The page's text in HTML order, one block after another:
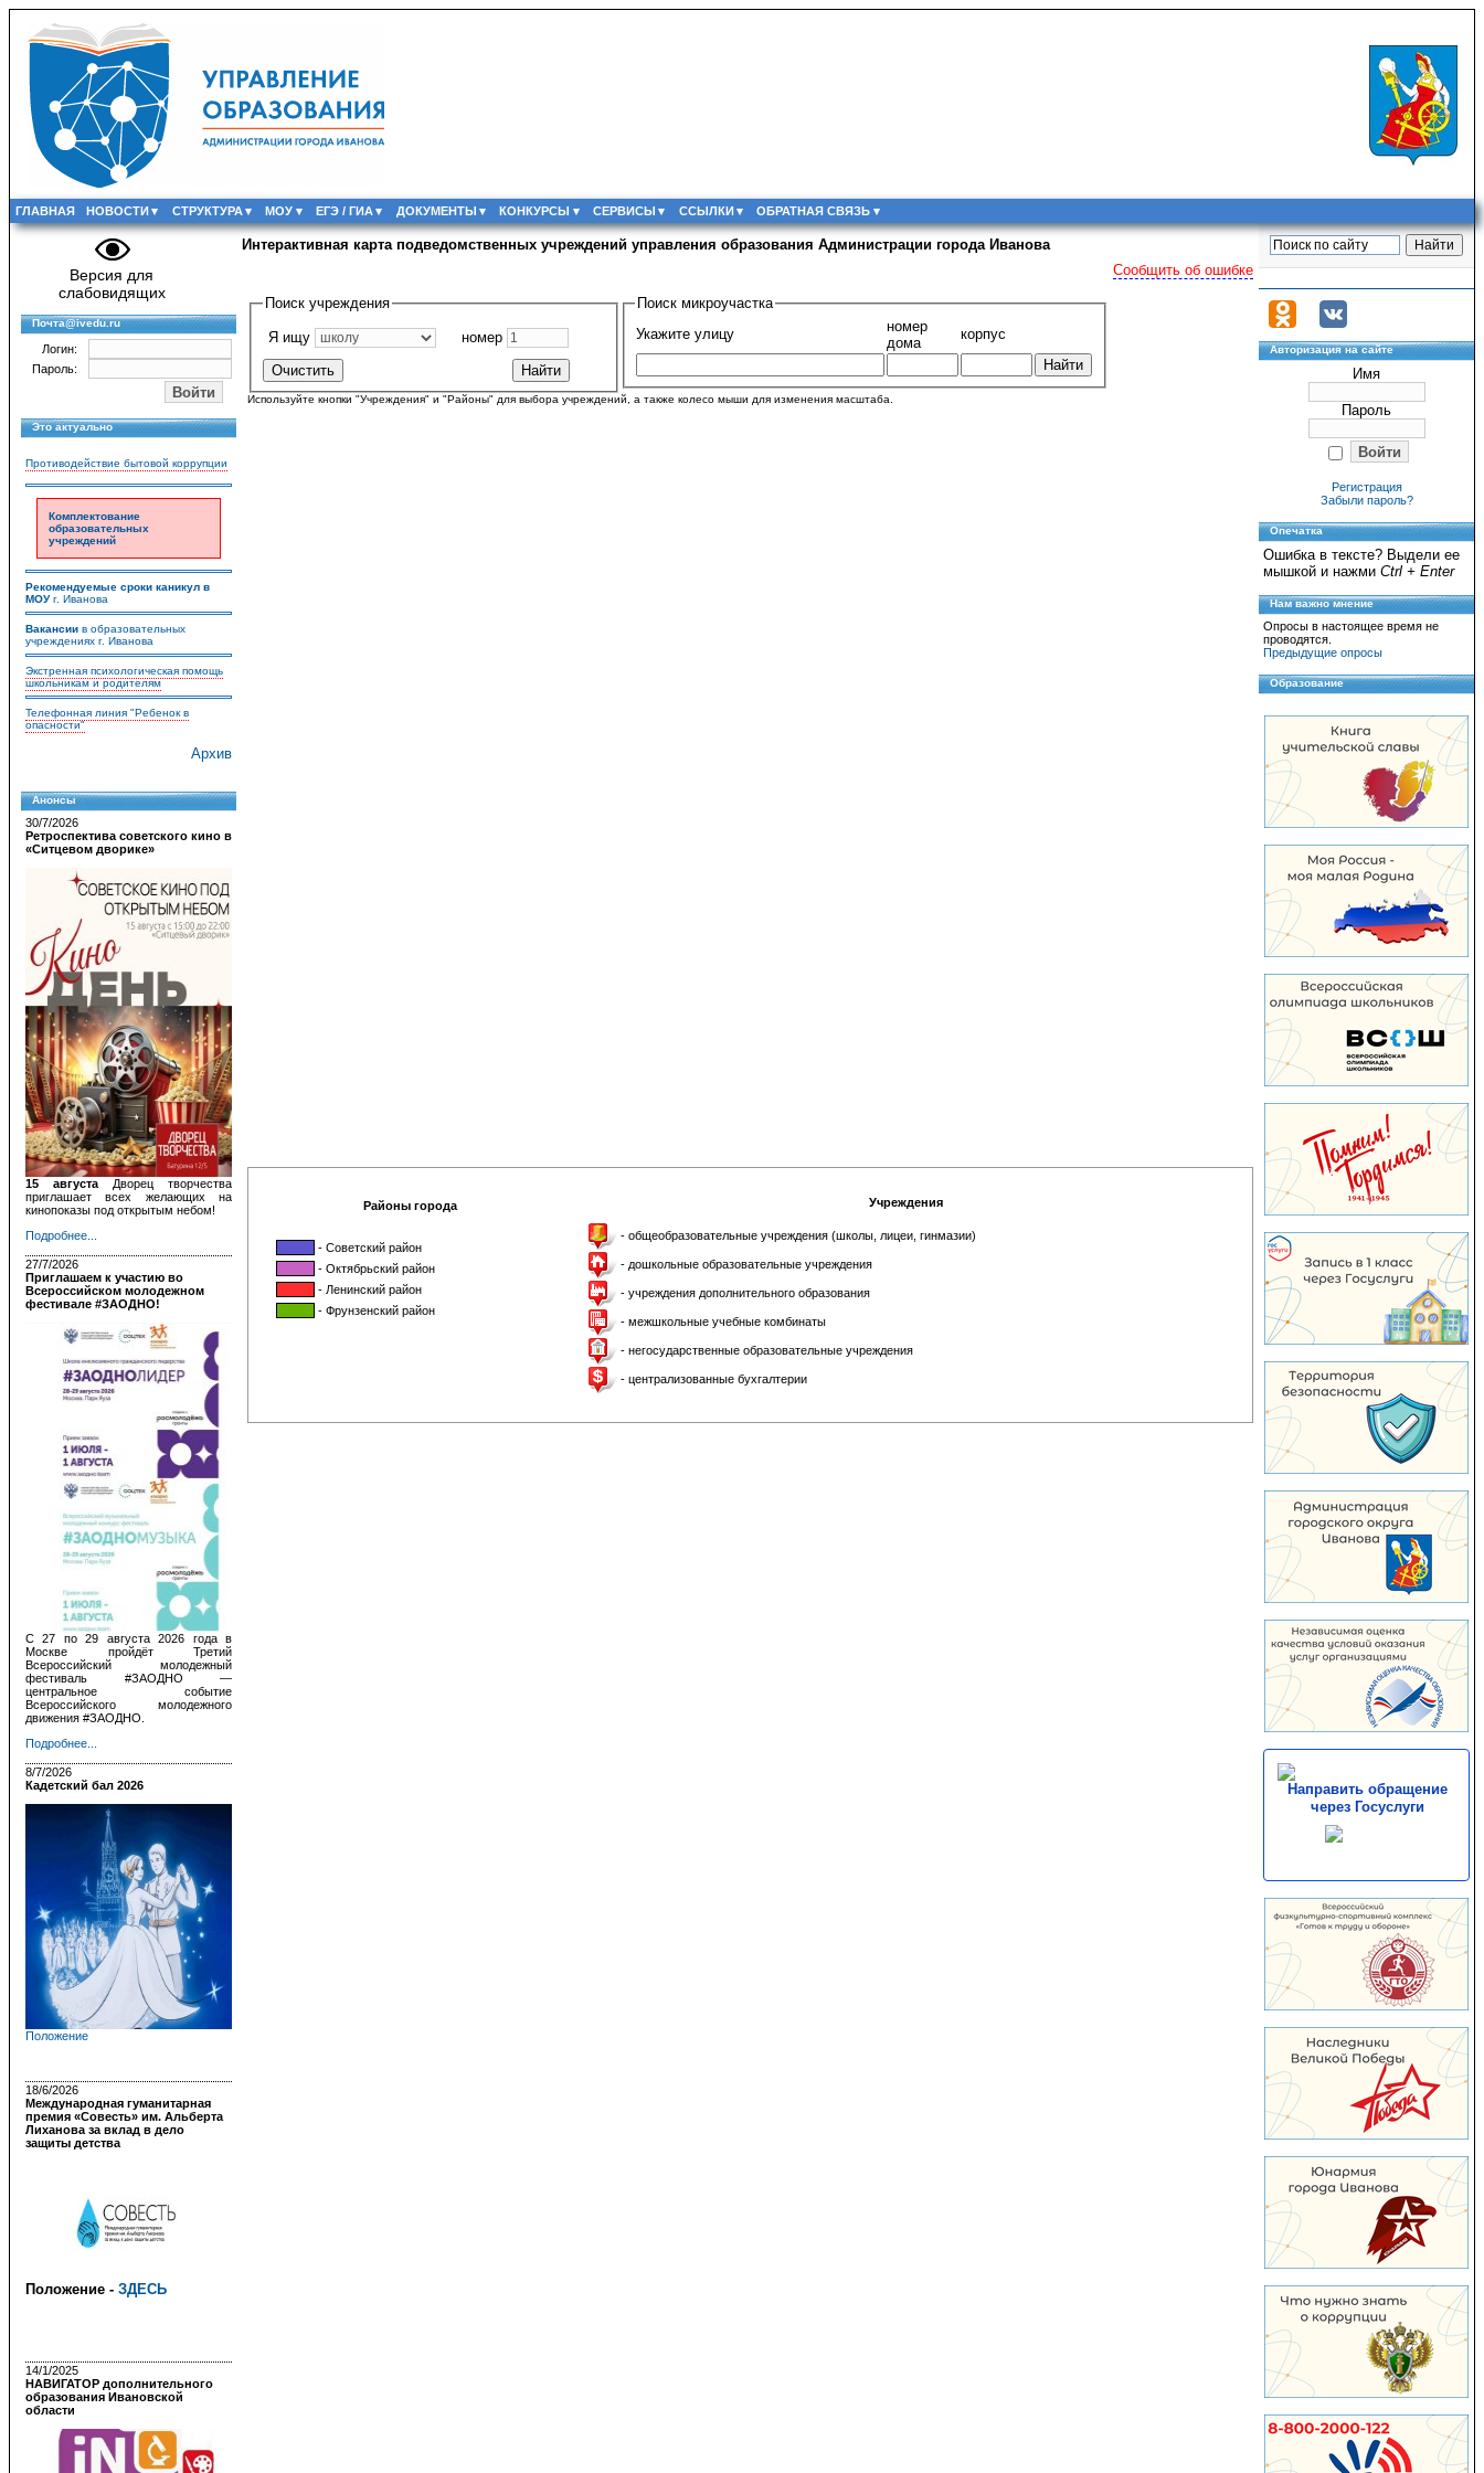
ГЛАВНАЯ НОВОСТИ СТРУКТУРА МОУ ЕГЭ / ГИА ДОКУМЕНТЫ КОНКУРСЫ СЕРВИСЫ ССЫЛКИ ОБРАТНАЯ СВЯЗЬ
Версия для
слабовидящих
Почта@ivedu.ru
Логин:
Пароль:
Это актуально
Противодействие бытовой коррупции
Комплектование
образовательных
учреждений
Рекомендуемые сроки каникул в
МОУг. Иванова
Вакансии в образовательных
учреждениях г. Иванова
Экстренная психологическая помощь
школьникам и родителям
Телефонная линия "Ребенок в
опасности"
Архив
Анонсы
30/7/2026
Ретроспектива советского кино в
«Ситцевом дворике»
15 августа
Дворец творчества
приглашает всех желающих на
кинопоказы под открытым небом!
Подробнее...
27/7/2026
Приглашаем к участию во
Всероссийском молодежном
фестивале #ЗАОДНО!
С 27 по 29 августа 2026 года в
Москве пройдёт Третий
Всероссийский молодежный
фестиваль #ЗАОДНО —
центральное событие
Всероссийского молодежного
движения #ЗАОДНО.
Подробнее...
8/7/2026
Кадетский бал 2026
Положение
18/6/2026
Международная гуманитарная
премия «Совесть» им. Альберта
Лиханова за вклад в дело
защиты детства
Положение - ЗДЕСЬ
14/1/2025
НАВИГАТОР дополнительного
образования Ивановской
области
Интерактивная карта подведомственных учреждений управления образования Администрации города Иванова
Сообщить об ошибке
Поиск учреждения
Я ищу номер
Поиск микроучастка
Укажите улицу
номер
дома
корпус
Используйте кнопки "Учреждения" и "Районы" для выбора учреждений, а также колесо мыши для изменения масштаба.
Районы города
- Советский район
- Октябрьский район
- Ленинский район
- Фрунзенский район
Учреждения
- общеобразовательные учреждения (школы, лицеи, гинмазии)
- дошкольные образовательные учреждения
- учреждения дополнительного образования
- межшкольные учебные комбинаты
- негосударственные образовательные учреждения
- централизованные бухгалтерии
Авторизация на сайте
Имя
Пароль
Регистрация
Забыли пароль?
Опечатка
Ошибка в тексте? Выдели ее
мышкой и нажми Ctrl + Enter
Нам важно мнение
Опросы в настоящее время не
проводятся.
Предыдущие опросы
Образование
Направить обращение
через Госуслуги